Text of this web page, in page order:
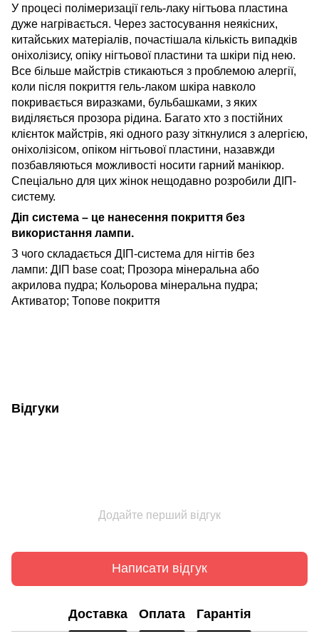
У процесі полімеризації гель-лаку нігтьова пластина
дуже нагрівається. Через застосування неякісних,
китайських матеріалів, почастішала кількість випадків
оніхолізису, опіку нігтьової пластини та шкіри під нею.
Все більше майстрів стикаються з проблемою алергії,
коли після покриття гель-лаком шкіра навколо
покривається виразками, бульбашками, з яких
виділяється прозора рідина. Багато хто з постійних
клієнток майстрів, які одного разу зіткнулися з алергією,
оніхолізісом, опіком нігтьової пластини, назавжди
позбавляються можливості носити гарний манікюр.
Спеціально для цих жінок нещодавно розробили ДІП-
систему.
Діп система – це нанесення покриття без
використання лампи.
З чого складається ДІП-система для нігтів без
лампи: ДІП base coat; Прозора мінеральна або
акрилова пудра; Кольорова мінеральна пудра;
Активатор; Топове покриття
Відгуки
Додайте перший відгук
Написати відгук
Доставка Оплата Гарантія